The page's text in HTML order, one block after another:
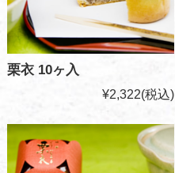
栗衣 10ヶ入
¥2,322(税込)